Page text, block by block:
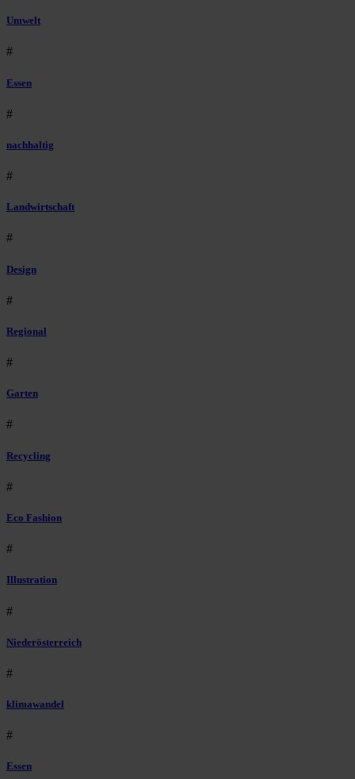
Umwelt
#
Essen
#
nachhaltig
#
Landwirtschaft
#
Design
#
Regional
#
Garten
#
Recycling
#
Eco Fashion
#
Illustration
#
Niederösterreich
#
klimawandel
#
Essen